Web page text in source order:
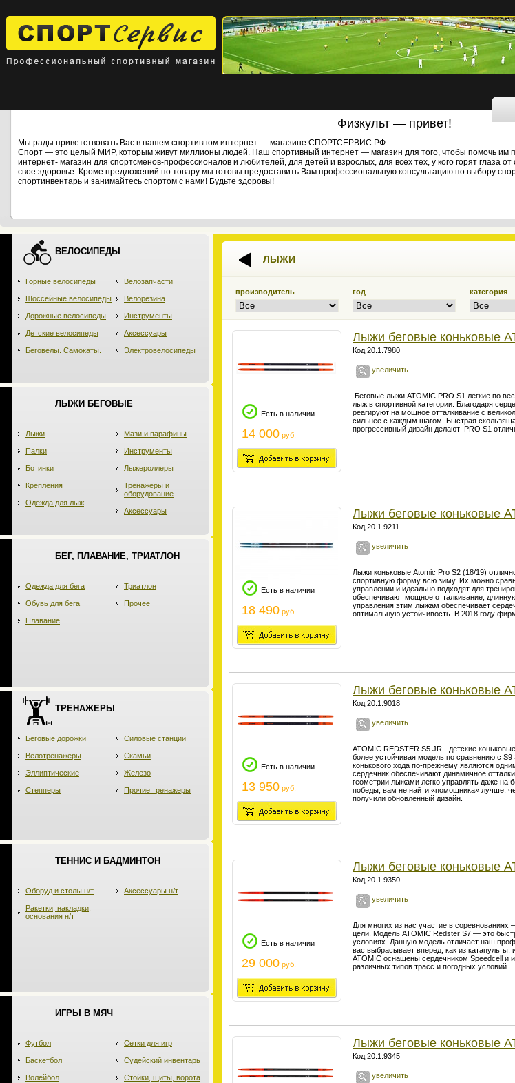
Физкульт — привет!
Мы рады приветствовать Вас в нашем спортивном интернет — магазине СПОРТСЕРВИС.РФ.
Спорт — это целый МИР, которым живут миллионы людей. Наш спортивный интернет — магазин для того, чтобы помочь им
интернет- магазин для спортсменов-профессионалов и любителей, для детей и взрослых, для всех тех, у кого горят глаза
свое здоровье. Кроме предложений по товару мы готовы предоставить Вам профессиональную консультацию по выбору
спортинвентарь и занимайтесь спортом с нами! Будьте здоровы!
ВЕЛОСИПЕДЫ
Горные велосипеды
Шоссейные велосипеды
Дорожные велосипеды
Детские велосипеды
Беговелы. Самокаты.
Велозапчасти
Велорезина
Инструменты
Аксессуары
Электровелосипеды
ЛЫЖИ БЕГОВЫЕ
Лыжи
Палки
Ботинки
Крепления
Одежда для лыж
Мази и парафины
Инструменты
Лыжероллеры
Тренажеры и
оборудование
Аксессуары
БЕГ, ПЛАВАНИЕ, ТРИАТЛОН
Одежда для бега
Обувь для бега
Плавание
Триатлон
Прочее
ТРЕНАЖЕРЫ
Беговые дорожки
Велотренажеры
Эллиптические
Степперы
Силовые станции
Скамьи
Железо
Прочие тренажеры
ТЕННИС И БАДМИНТОН
Оборуд.и столы н/т
Ракетки, накладки,
основания н/т
Аксессуары н/т
ИГРЫ В МЯЧ
Футбол
Баскетбол
Волейбол
Сетки для игр
Судейский инвентарь
Стойки, щиты, ворота
ЛЫЖИ
производитель год категория
Есть в наличии
14 000 руб.
Лыжи беговые коньковые
Код 20.1.7980
увеличить
Беговые лыжи ATOMIC PRO S1 легкие по
лыж в спортивной категории. Благодаря
реагируют на мощное отталкивание с
сильнее с каждым шагом. Быстрая
прогрессивный дизайн делают PRO S1
Есть в наличии
18 490 руб.
Лыжи беговые коньковые
Код 20.1.9211
увеличить
Лыжи коньковые Atomic Pro S2 (18/19)
спортивную форму всю зиму. Их можно
управлении и идеально подходят для
обеспечивают мощное отталкивание,
управления этим лыжам обеспечивает
оптимальную устойчивость. В 2018 году
Есть в наличии
13 950 руб.
Лыжи беговые коньковые
Код 20.1.9018
увеличить
ATOMIC REDSTER S5 JR - детские
более устойчивая модель по сравнению с
конькового хода по-прежнему являются
сердечник обеспечивают динамичное
геометрии лыжами легко управлять даже на
победы, вам не найти «помощника» лучше,
получили обновленный дизайн.
Есть в наличии
29 000 руб.
Лыжи беговые коньковые
Код 20.1.9350
увеличить
Для многих из нас участие в
цели. Модель ATOMIC Redster S7 — это
условиях. Данную модель отличает наш
вас выбрасывает вперед, как из
ATOMIC оснащены сердечником Speedcell и
различных типов трасс и погодных условий.
Лыжи беговые коньковые
Код 20.1.9345
увеличить